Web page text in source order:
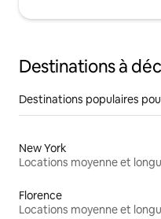
Destinations à
Destinations populaires
New York
Florence